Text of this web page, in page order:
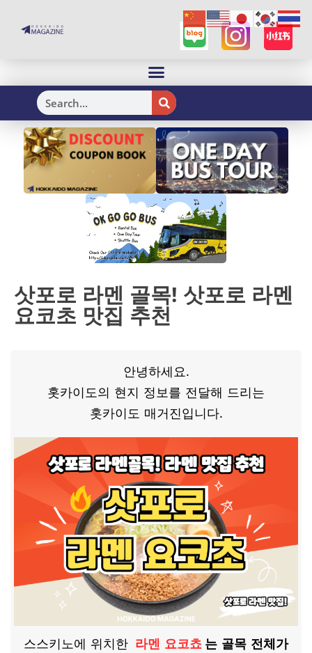
H
삿포로 라멘 골목! 삿포로 라멘
요코초 맛집 추천
안녕하세요.
홋카이도의 현지 정보를 전달해 드리는
홋카이도 매거진입니다.
스스키노에 위치한 라멘 요코쵸 는 골목 전체가